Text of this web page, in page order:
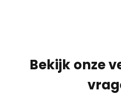
Bekijk onze